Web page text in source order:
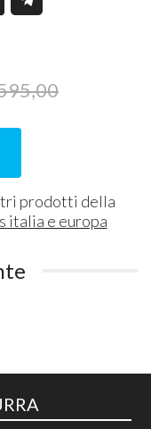
prodotti della
italia e europa